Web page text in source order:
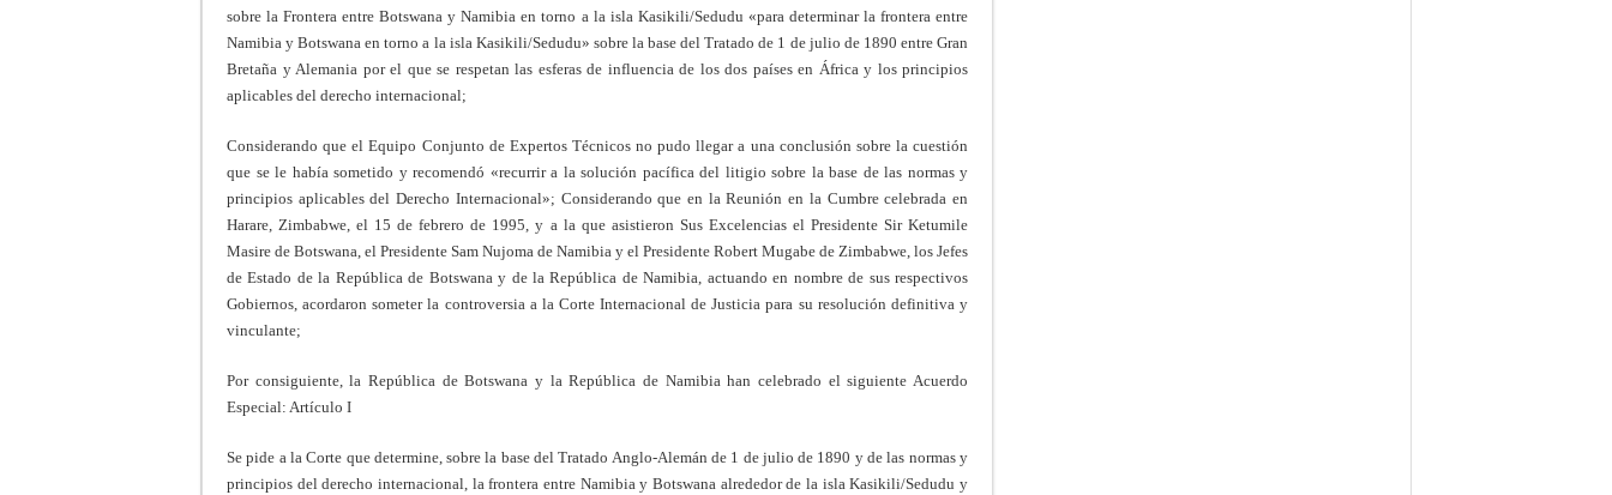
sobre la Frontera entre Botswana y Namibia en torno a la isla Kasikili/Sedudu «para determinar la frontera entre
Namibia y Botswana en torno a la isla Kasikili/Sedudu» sobre la base del Tratado de 1 de julio de 1890 entre Gran
Bretaña y Alemania por el que se respetan las esferas de influencia de los dos países en África y los principios
aplicables del derecho internacional;
Considerando que el Equipo Conjunto de Expertos Técnicos no pudo llegar a una conclusión sobre la cuestión
que se le había sometido y recomendó «recurrir a la solución pacífica del litigio sobre la base de las normas y
principios aplicables del Derecho Internacional»; Considerando que en la Reunión en la Cumbre celebrada en
Harare, Zimbabwe, el 15 de febrero de 1995, y a la que asistieron Sus Excelencias el Presidente Sir Ketumile
Masire de Botswana, el Presidente Sam Nujoma de Namibia y el Presidente Robert Mugabe de Zimbabwe, los Jefes
de Estado de la República de Botswana y de la República de Namibia, actuando en nombre de sus respectivos
Gobiernos, acordaron someter la controversia a la Corte Internacional de Justicia para su resolución definitiva y
vinculante;
Por consiguiente, la República de Botswana y la República de Namibia han celebrado el siguiente Acuerdo
Especial: Artículo I
Se pide a la Corte que determine, sobre la base del Tratado Anglo-Alemán de 1 de julio de 1890 y de las normas y
principios del derecho internacional, la frontera entre Namibia y Botswana alrededor de la isla Kasikili/Sedudu y